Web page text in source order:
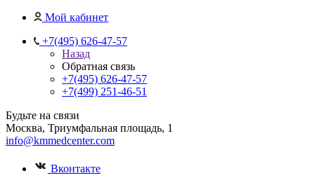
Мой кабинет
+7(495) 626-47-57
Назад
Обратная связь
+7(495) 626-47-57
+7(499) 251-46-51
Будьте на связи
Москва, Триумфальная площадь, 1
info@kmmedcenter.com
Вконтакте